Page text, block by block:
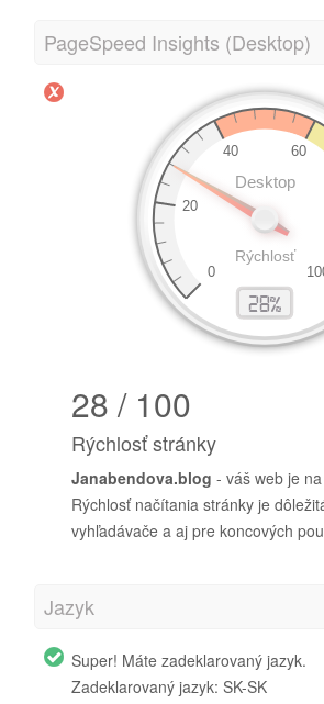
PageSpeed Insights (Desktop)
28 / 100
Rýchlosť stránky
Janabendova.blog - váš web je
Rýchlosť načítania stránky je
vyhľadávače a aj pre koncových
Jazyk
Super! Máte zadeklarovaný jazyk.
Zadeklarovaný jazyk: SK-SK